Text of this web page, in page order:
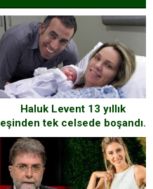
Haluk Levent 13 yıllık
eşinden tek celsede boşandı.